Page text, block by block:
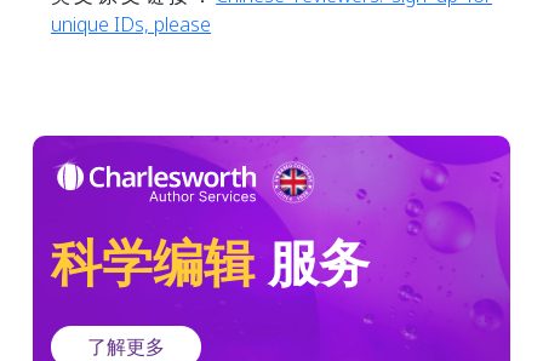
unique IDs, please
科学编辑服务
了解更多